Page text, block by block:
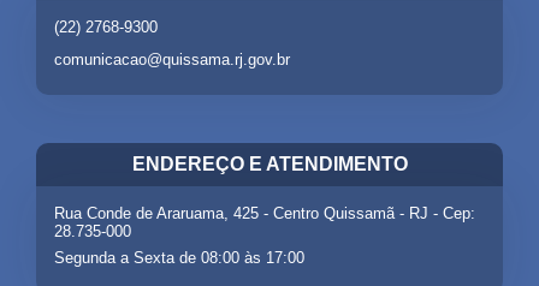
(22) 2768-9300
comunicacao@quissama.rj.gov.br
ENDEREÇO E ATENDIMENTO
Rua Conde de Araruama, 425 - Centro Quissamã - RJ - Cep:
28.735-000
Segunda a Sexta de 08:00 às 17:00